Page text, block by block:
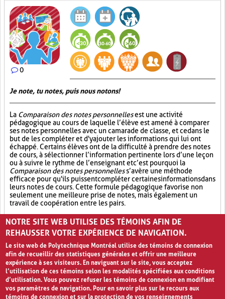
0
Je note, tu notes, puis nous notons!
La Comparaison des notes personnellesest une activité
pédagogique au cours de laquelle l’élève est amené à comparer
ses notes personnelles avec un camarade de classe, et ce dans le
but de les compléter et d'y ajouter les informations qui lui ont
échappé. Certains élèves ont de la difficulté à prendre des notes
de cours, à sélectionner l’information pertinente lors d’une leçon
ou à suivre le rythme de l’enseignant et c’est pourquoi la
Comparaison des notes personnelless’avère une méthode
efficace pour qu'ils puissent compléter certaines informations dans
leurs notes de cours. Cette formule pédagogique favorise non
seulement une meilleure prise de notes, mais également un
travail de coopération entre les pairs.
Partage (13) Synthèse (19) Analyse critique (12)
NOTRE SITE WEB UTILISE DES TÉMOINS AFIN DE
REHAUSSER VOTRE EXPÉRIENCE DE NAVIGATION.
Le site web de Polytechnique Montréal utilise des témoins de connexion
afin de recueillir des statistiques générales et offrir une meilleure
expérience à ses visiteurs. En naviguant sur le site, vous acceptez
l’utilisation de ces témoins selon les modalités spécifiées aux conditions
d’utilisation. Vous pouvez refuser les témoins de connexion en modifiant
vos paramètres de navigation. Pour en savoir plus sur le recours aux
témoins de connexion et sur la protection de vos renseignements